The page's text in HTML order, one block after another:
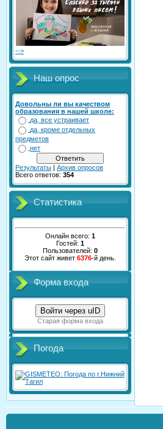
-->
Наш опрос
Довольны ли вы качеством
образования в нашей школе:
да, все устраивает
да, кроме отдельных
предметов
нет
Результаты | Архив опросов
Всего ответов: 354
Статистика
Онлайн всего: 1
Гостей: 1
Пользователей: 0
Этот сайт живет 6376-й день.
Форма входа
Войти через uID
Старая форма входа
Погода